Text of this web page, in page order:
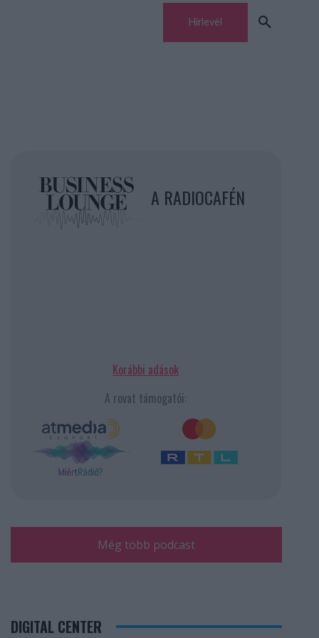
Hírlevél
A RADIOCAFÉN
Korábbi adások
A rovat támogatói:
Még több podcast
DIGITAL CENTER